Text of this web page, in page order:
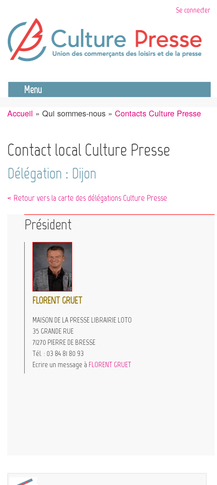
contenu
principal
Se connecter
Se déconnecter
Menu
Accueil Qui sommes-nous Contacts Culture Presse
Contact local Culture Presse
Délégation : Dijon
< Retour vers la carte des délégations Culture Presse
Président
FLORENT GRUET
MAISON DE LA PRESSE LIBRAIRIE LOTO
35 GRANDE RUE
71270 PIERRE DE BRESSE
Tél. : 03 84 81 80 93
Ecrire un message à FLORENT GRUET